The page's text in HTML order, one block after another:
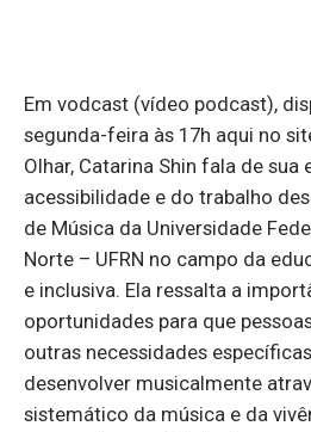
Em vodcast (vídeo podcast),
segunda-feira às 17h aqui no
Olhar, Catarina Shin fala de sua
acessibilidade e do trabalho
de Música da Universidade
Norte – UFRN no campo da
e inclusiva. Ela ressalta a
oportunidades para que
outras necessidades
desenvolver musicalmente
sistemático da música e da